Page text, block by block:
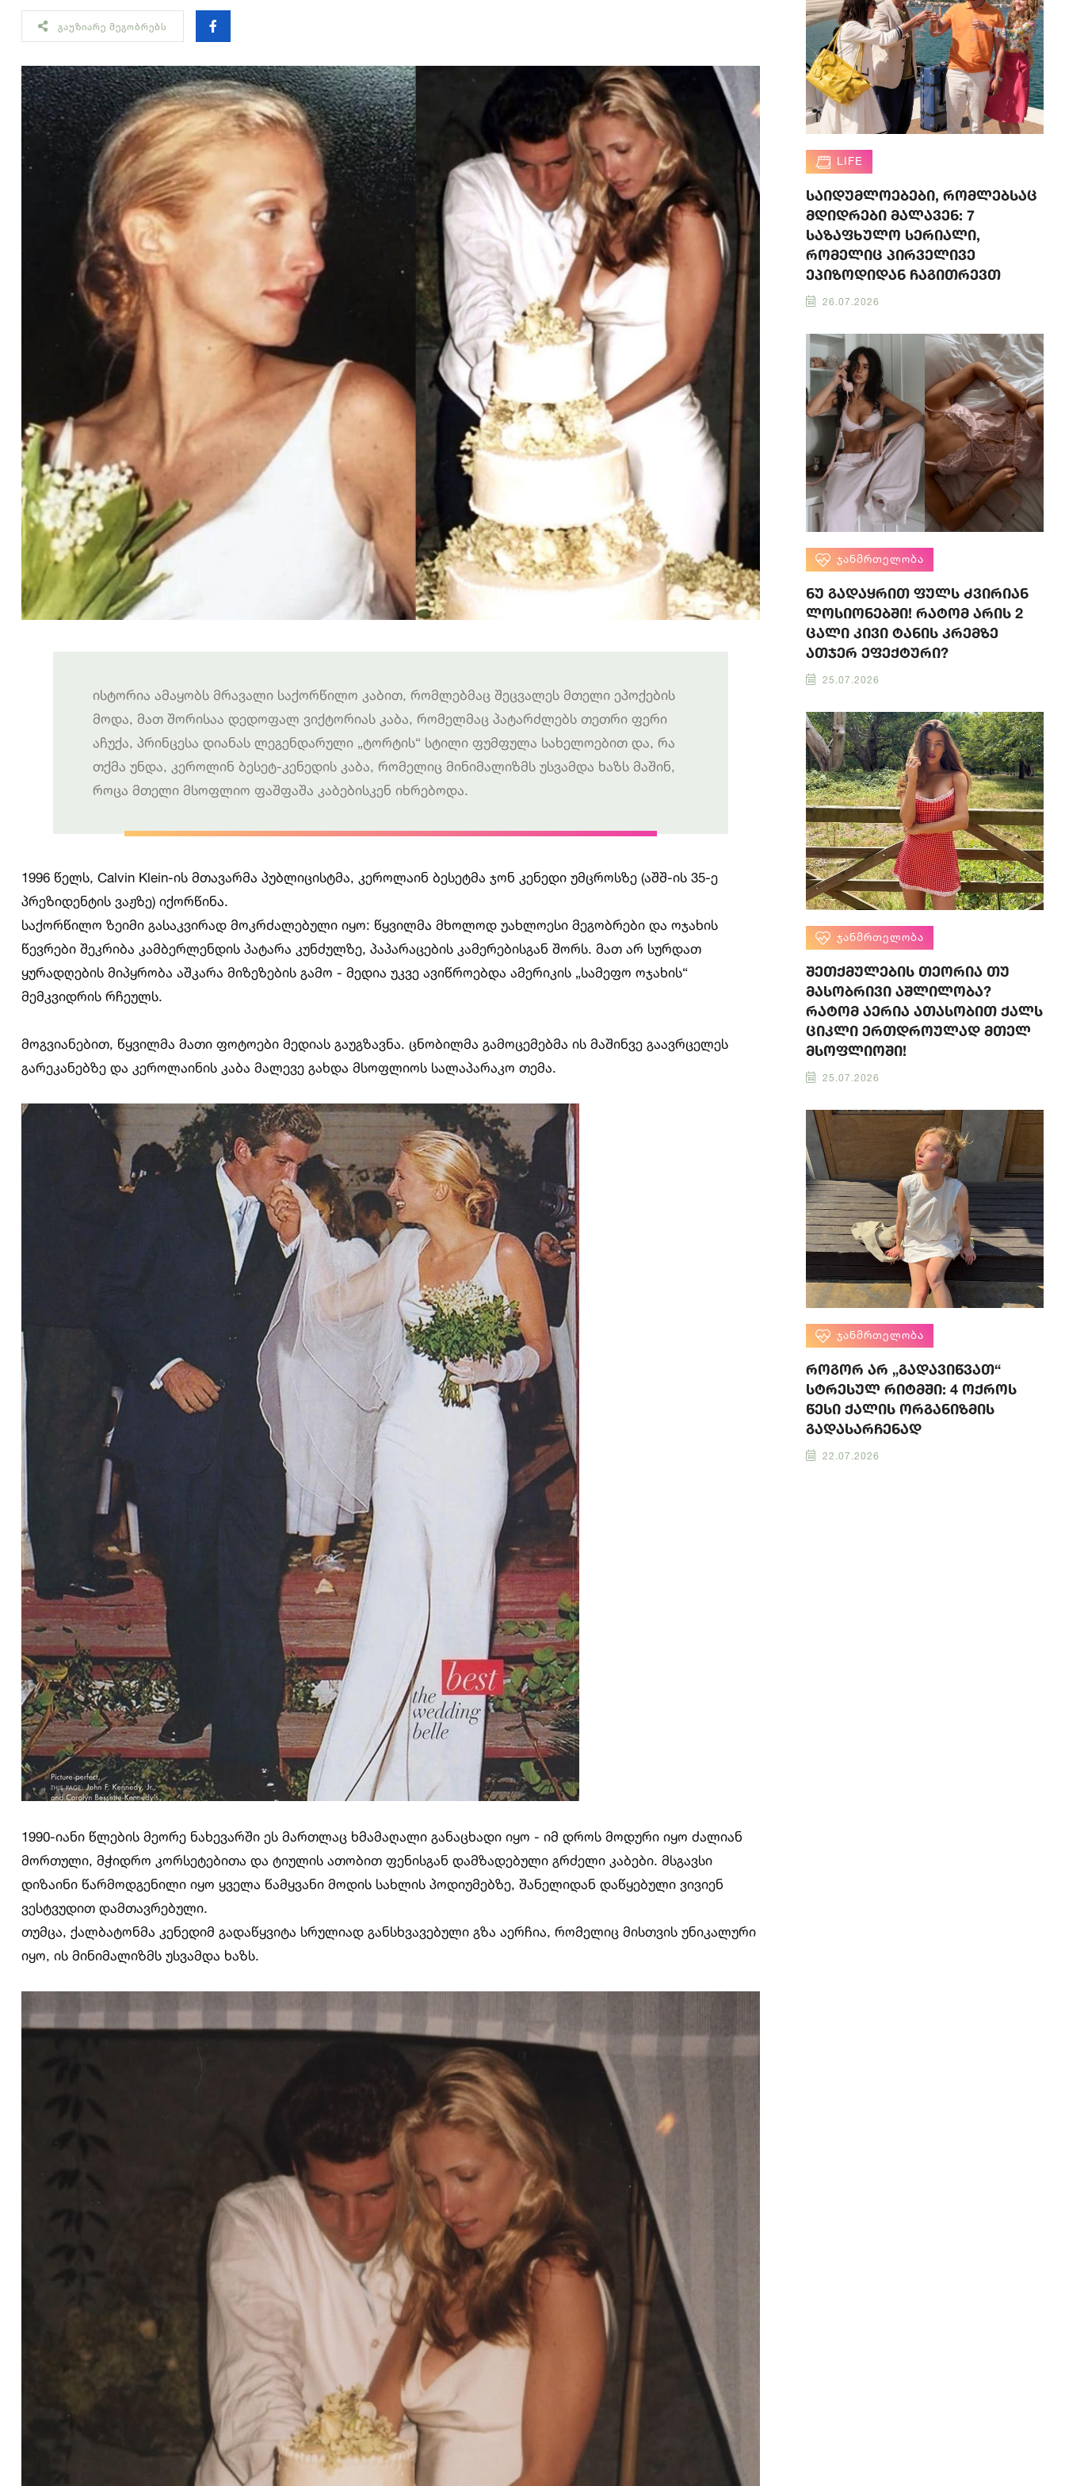
ᲒᲐᲣᲖᲘᲐᲠᲔ ᲛᲔᲒᲝᲑᲠᲔᲑᲡ
ისტორია ამაყობს მრავალი საქორწილო კაბით, რომლებმაც შეცვალეს მთელი ეპოქების
მოდა, მათ შორისაა დედოფალ ვიქტორიას კაბა, რომელმაც პატარძლებს თეთრი ფერი
აჩუქა, პრინცესა დიანას ლეგენდარული „ტორტის“ სტილი ფუმფულა სახელოებით და, რა
თქმა უნდა, კეროლინ ბესეტ-კენედის კაბა, რომელიც მინიმალიზმს უსვამდა ხაზს მაშინ,
როცა მთელი მსოფლიო ფაშფაშა კაბებისკენ იხრებოდა.
1996 წელს, Calvin Klein-ის მთავარმა პუბლიცისტმა, კეროლაინ ბესეტმა ჯონ კენედი უმცროსზე (აშშ-ის 35-ე
პრეზიდენტის ვაჟზე) იქორწინა.
საქორწილო ზეიმი გასაკვირად მოკრძალებული იყო: წყვილმა მხოლოდ უახლოესი მეგობრები და ოჯახის
წევრები შეკრიბა კამბერლენდის პატარა კუნძულზე, პაპარაცების კამერებისგან შორს. მათ არ სურდათ
ყურადღების მიპყრობა აშკარა მიზეზების გამო - მედია უკვე ავიწროებდა ამერიკის „სამეფო ოჯახის“
მემკვიდრის რჩეულს.
მოგვიანებით, წყვილმა მათი ფოტოები მედიას გაუგზავნა. ცნობილმა გამოცემებმა ის მაშინვე გაავრცელეს
გარეკანებზე და კეროლაინის კაბა მალევე გახდა მსოფლიოს სალაპარაკო თემა.
1990-იანი წლების მეორე ნახევარში ეს მართლაც ხმამაღალი განაცხადი იყო - იმ დროს მოდური იყო ძალიან
მორთული, მჭიდრო კორსეტებითა და ტიულის ათობით ფენისგან დამზადებული გრძელი კაბები. მსგავსი
დიზაინი წარმოდგენილი იყო ყველა წამყვანი მოდის სახლის პოდიუმებზე, შანელიდან დაწყებული ვივიენ
ვესტვუდით დამთავრებული.
თუმცა, ქალბატონმა კენედიმ გადაწყვიტა სრულიად განსხვავებული გზა აერჩია, რომელიც მისთვის უნიკალური
იყო, ის მინიმალიზმს უსვამდა ხაზს.
LIFE
საიდუმლოებები, რომლებსაც
მდიდრები მალავენ: 7
საზაფხულო სერიალი,
რომელიც პირველივე
ეპიზოდიდან ჩაგითრევთ
26.07.2026
ᲯᲐᲜᲛᲠᲗᲔᲚᲝᲑᲐ
ნუ გადაყრით ფულს ძვირიან
ლოსიონებში! რატომ არის 2
ცალი კივი ტანის კრემზე
ათჯერ ეფექტური?
25.07.2026
ᲯᲐᲜᲛᲠᲗᲔᲚᲝᲑᲐ
შეთქმულების თეორია თუ
მასობრივი აშლილობა?
რატომ აერია ათასობით ქალს
ციკლი ერთდროულად მთელ
მსოფლიოში!
25.07.2026
ᲯᲐᲜᲛᲠᲗᲔᲚᲝᲑᲐ
როგორ არ „გადავიწვათ“
სტრესულ რიტმში: 4 ოქროს
წესი ქალის ორგანიზმის
გადასარჩენად
22.07.2026